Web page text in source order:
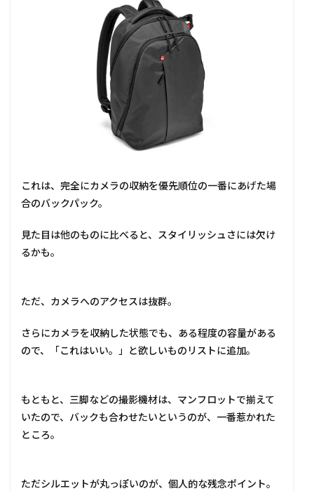
これは、完全にカメラの収納を優先順位の一番にあげた場
合のバックパック。
見た目は他のものに比べると、スタイリッシュさには欠け
るかも。
ただ、カメラへのアクセスは抜群。
さらにカメラを収納した状態でも、ある程度の容量がある
ので、「これはいい。」と欲しいものリストに追加。
もともと、三脚などの撮影機材は、マンフロットで揃えて
いたので、バックも合わせたいというのが、一番惹かれた
ところ。
ただシルエットが丸っぽいのが、個人的な残念ポイント。